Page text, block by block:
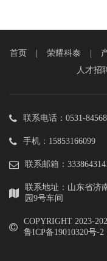
首页 荣耀科泰
人才招
联系电话：0531-
手机：15853166099
联系邮箱：
联系地址：山东省济
园9号车间
COPYRIGHT 2023-
鲁ICP备19010320号-2